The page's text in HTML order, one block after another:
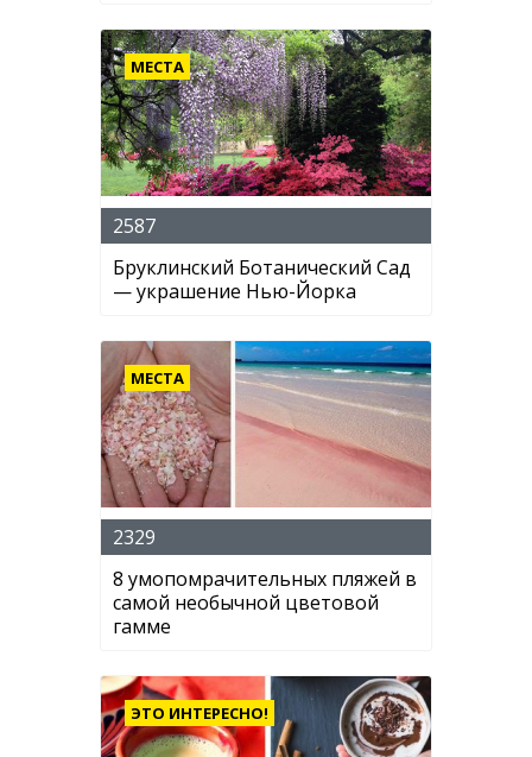
МЕСТА
2587
Бруклинский Ботанический Сад
— украшение Нью-Йорка
МЕСТА
2329
8 умопомрачительных пляжей в
самой необычной цветовой
гамме
ЭТО ИНТЕРЕСНО!